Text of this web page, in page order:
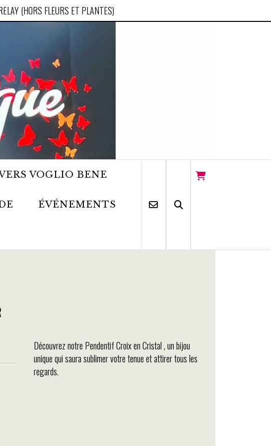
(HORS FLEURS ET PLANTES)
VOGLIO BENE
ÉVÉNEMENTS
Découvrez notre Pendentif Croix en Cristal , un bijou
unique qui saura sublimer votre tenue et attirer tous les
regards.